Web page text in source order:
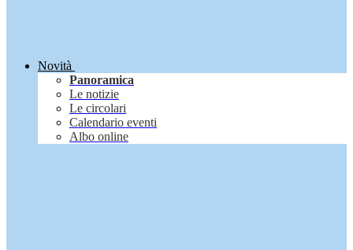
Novità
Panoramica
Le notizie
Le circolari
Calendario eventi
Albo online